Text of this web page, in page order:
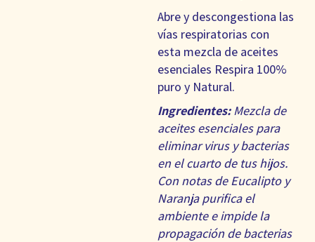
Abre y descongestiona las
vías respiratorias con
esta mezcla de aceites
esenciales Respira 100%
puro y Natural.
Ingredientes:Mezcla de
aceites esenciales para
eliminar virus y bacterias
en el cuarto de tus hijos.
Con notas de Eucalipto y
Naranja purifica el
ambiente e impide la
propagación de bacterias